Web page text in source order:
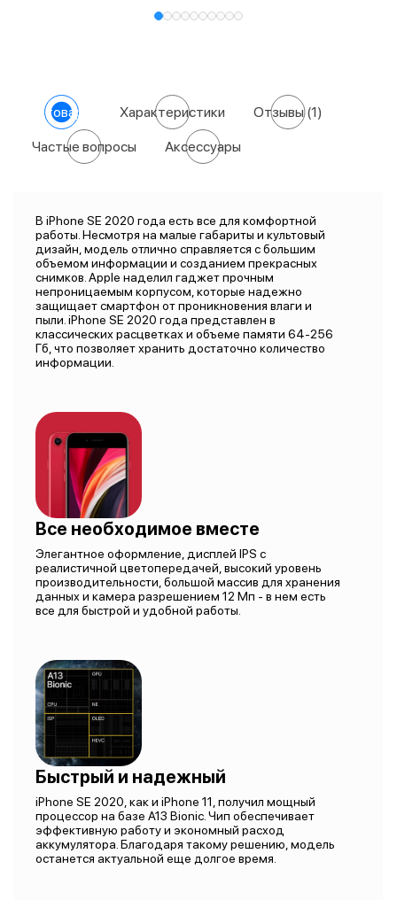
О товаре Характеристики Отзывы(1)
Частые вопросы Аксессуары
В iPhone SE 2020 года есть все для комфортной
работы. Несмотря на малые габариты и культовый
дизайн, модель отлично справляется с большим
объемом информации и созданием прекрасных
снимков. Apple наделил гаджет прочным
непроницаемым корпусом, которые надежно
защищает смартфон от проникновения влаги и
пыли. iPhone SE 2020 года представлен в
классических расцветках и объеме памяти 64-256
Гб, что позволяет хранить достаточно количество
информации.
Все необходимое вместе
Элегантное оформление, дисплей IPS с
реалистичной цветопередачей, высокий уровень
производительности, большой массив для хранения
данных и камера разрешением 12 Мп - в нем есть
все для быстрой и удобной работы.
Быстрый и надежный
iPhone SE 2020, как и iPhone 11, получил мощный
процессор на базе A13 Bionic. Чип обеспечивает
эффективную работу и экономный расход
аккумулятора. Благодаря такому решению, модель
останется актуальной еще долгое время.